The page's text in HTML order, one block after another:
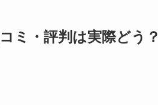
ミ・評判は実際どう？